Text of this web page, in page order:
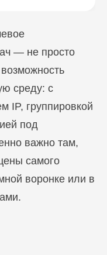
— не просто
среду: с
IP, группировкой
под
важно там,
самого
воронке или в